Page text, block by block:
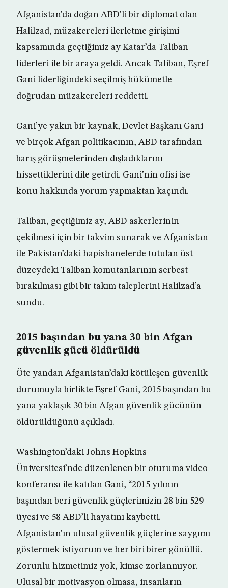
Afganistan’da doğan ABD’li bir diplomat olan
Halilzad, müzakereleri ilerletme girişimi
kapsamında geçtiğimiz ay Katar’da Taliban
liderleri ile bir araya geldi. Ancak Taliban, Eşref
Gani liderliğindeki seçilmiş hükümetle
doğrudan müzakereleri reddetti.
Gani’ye yakın bir kaynak, Devlet Başkanı Gani
ve birçok Afgan politikacının, ABD tarafından
barış görüşmelerinden dışladıklarını
hissettiklerini dile getirdi. Gani’nin ofisi ise
konu hakkında yorum yapmaktan kaçındı.
Taliban, geçtiğimiz ay, ABD askerlerinin
çekilmesi için bir takvim sunarak ve Afganistan
ile Pakistan’daki hapishanelerde tutulan üst
düzeydeki Taliban komutanlarının serbest
bırakılması gibi bir takım taleplerini Halilzad’a
sundu.
2015 başından bu yana 30 bin Afgan
güvenlik gücü öldürüldü
Öte yandan Afganistan’daki kötüleşen güvenlik
durumuyla birlikte Eşref Gani, 2015 başından bu
yana yaklaşık 30 bin Afgan güvenlik gücünün
öldürüldüğünü açıkladı.
Washington’daki Johns Hopkins
Üniversitesi’nde düzenlenen bir oturuma video
konferansı ile katılan Gani, “2015 yılının
başından beri güvenlik güçlerimizin 28 bin 529
üyesi ve 58 ABD’li hayatını kaybetti.
Afganistan’ın ulusal güvenlik güçlerine saygımı
göstermek istiyorum ve her biri birer gönüllü.
Zorunlu hizmetimiz yok, kimse zorlanmıyor.
Ulusal bir motivasyon olmasa, insanların